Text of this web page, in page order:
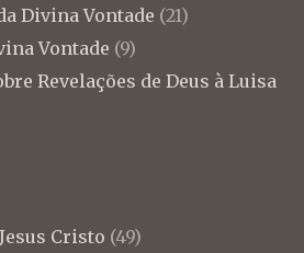
Divina Vontade (21)
Vontade (9)
Revelações de Deus à Luisa
Cristo (49)